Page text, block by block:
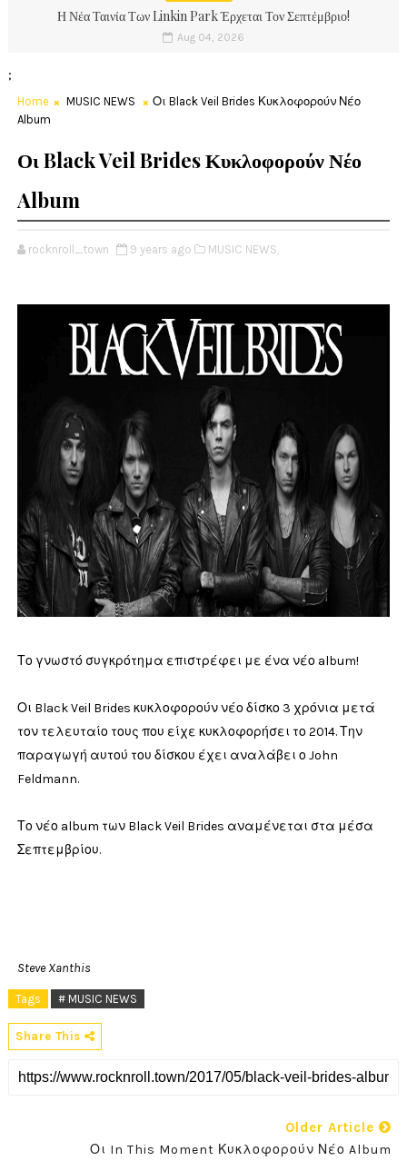
Η Νέα Ταινία Των Linkin Park Έρχεται Τον Σεπτέμβριο!
Aug 04, 2026
;
Home MUSIC NEWS
Οι Black Veil Brides Κυκλοφορούν Νέο
Album
Οι Black Veil Brides Κυκλοφορούν Νέο
Album
rocknroll_town 9 years ago MUSIC NEWS,
Το γνωστό συγκρότημα επιστρέφει με ένα νέο album!
Οι Black Veil Brides κυκλοφορούν νέο δίσκο 3 χρόνια μετά
τον τελευταίο τους που είχε κυκλοφορήσει το 2014. Την
παραγωγή αυτού του δίσκου έχει αναλάβει ο John
Feldmann.
Το νέο album των Black Veil Brides αναμένεται στα μέσα
Σεπτεμβρίου.
Steve Xanthis
Tags # MUSIC NEWS
Share This
Older Article
Οι In This Moment Κυκλοφορούν Νέο Album